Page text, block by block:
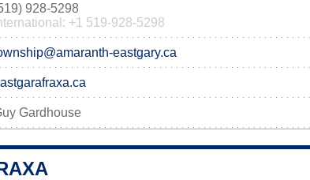
928-5298
+1 519-928-5298
eastgary.ca
Gardhouse